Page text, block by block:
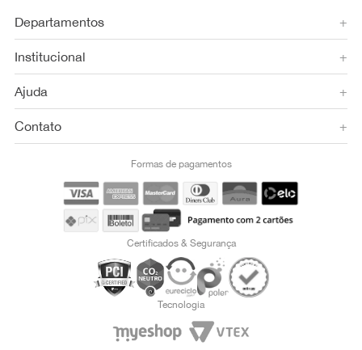
Departamentos +
Institucional +
Ajuda +
Contato +
Formas de pagamentos
Certificados & Segurança
Tecnologia